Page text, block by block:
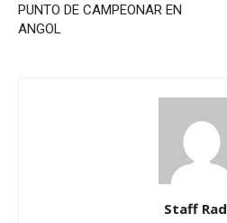
PUNTO DE CAMPEONAR EN
ANGOL
Staff